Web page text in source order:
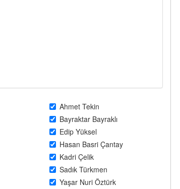
Ahmet Tekin
Bayraktar Bayraklı
Edip Yüksel
Hasan Basri Çantay
Kadri Çelik
Sadık Türkmen
Yaşar Nuri Öztürk